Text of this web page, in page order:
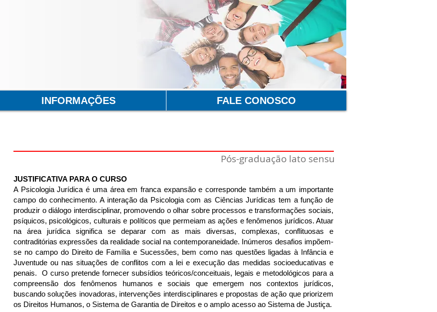
Pós-graduação lato sensu
JUSTIFICATIVA PARA O CURSO
A Psicologia Jurídica é uma área em franca expansão e corresponde também a um importante
campo do conhecimento. A interação da Psicologia com as Ciências Jurídicas tem a função de
produzir o diálogo interdisciplinar, promovendo o olhar sobre processos e transformações sociais,
psíquicos, psicológicos, culturais e políticos que permeiam as ações e fenômenos jurídicos. Atuar
na área jurídica significa se deparar com as mais diversas, complexas, conflituosas e
contraditórias expressões da realidade social na contemporaneidade. Inúmeros desafios impõem-
se no campo do Direito de Família e Sucessões, bem como nas questões ligadas à Infância e
Juventude ou nas situações de conflitos com a lei e execução das medidas socioeducativas e
penais. O curso pretende fornecer subsídios teóricos/conceituais, legais e metodológicos para a
compreensão dos fenômenos humanos e sociais que emergem nos contextos jurídicos,
buscando soluções inovadoras, intervenções interdisciplinares e propostas de ação que priorizem
os Direitos Humanos, o Sistema de Garantia de Direitos e o amplo acesso ao Sistema de Justiça.
INFORMAÇÕES FALE CONOSCO